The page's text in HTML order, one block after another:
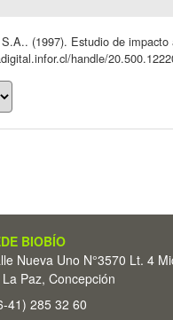
(1997). Estudio de
handle/
BIOBÍO
Nueva Uno N°3570 Lt. 4
Paz, Concepción
41) 285 32 60